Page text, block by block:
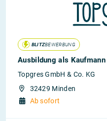
BLITZBEWERBUNG
Ausbildung als
Topgres GmbH & Co. KG
32429 Minden
Ab sofort